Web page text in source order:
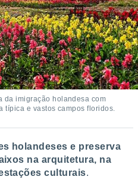
da imigração holandesa com
típica e vastos campos floridos.
holandeses e preserva
na arquitetura, na
culturais.